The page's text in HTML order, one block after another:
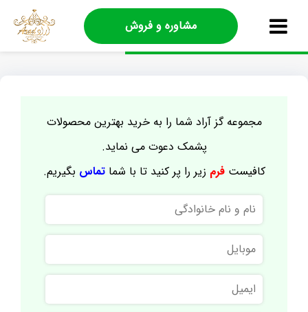
مشاوره و فروش
مجموعه گز آراد شما را به خرید بهترین محصولات
پشمک دعوت می نماید.
کافیستفرم زیر را پر کنید تا با شماتماس بگیریم.
نام
و
نام
خانوادگی
موبایل
ایمیل